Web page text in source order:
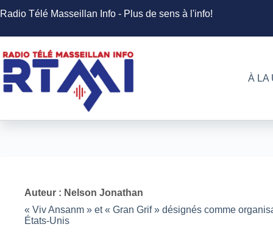
au
Radio Télé Masseillan Info - Plus de sens à l'info!
À LA
Auteur : Nelson Jonathan
« Viv Ansanm » et « Gran Grif » désignés comme
États-Unis